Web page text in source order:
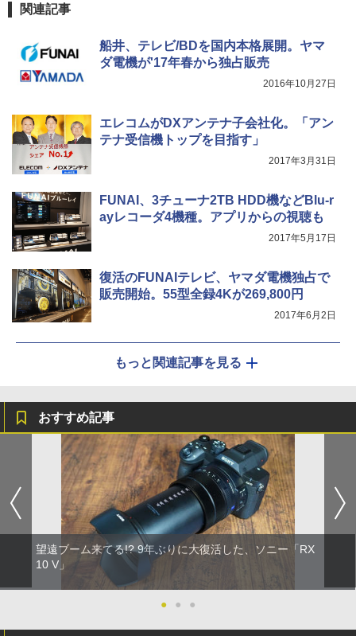
関連記事
船井、テレビ/BDを国内本格展開。ヤマ
ダ電機が'17年春から独占販売
2016年10月27日
エレコムがDXアンテナ子会社化。「アン
テナ受信機トップを目指す」
2017年3月31日
FUNAI、3チューナ2TB HDD機などBlu-r
ayレコーダ4機種。アプリからの視聴も
2017年5月17日
復活のFUNAIテレビ、ヤマダ電機独占で
販売開始。55型全録4Kが269,800円
2017年6月2日
もっと関連記事を見る
おすすめ記事
望遠ブーム来てる!? 9年ぶりに大復活した、ソニー「RX
10 V」
● ● ●